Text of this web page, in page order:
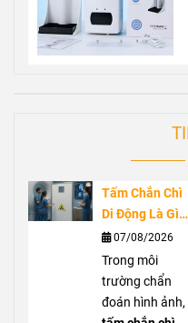
Tấm Chắn Chì
Di Động Là Gì?
Ứng Dụng
Trong Phòng
Chụp X-Quang
07/08/2026
Trong môi
trường chẩn
đoán hình ảnh,